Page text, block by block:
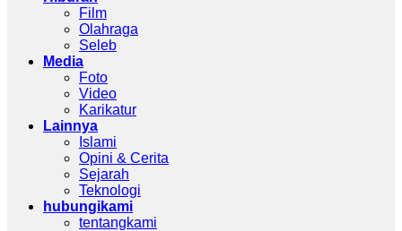
Film
Olahraga
Seleb
Media
Foto
Video
Karikatur
Lainnya
Islami
Opini & Cerita
Sejarah
Teknologi
hubungikami
tentangkami